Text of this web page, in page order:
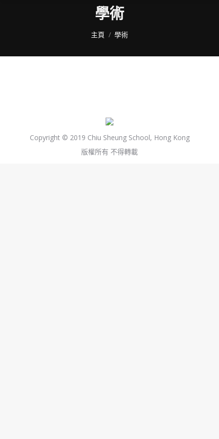
學術
You are here:
主頁 學術
Copyright © 2019 Chiu Sheung School, Hong Kong
版權所有 不得轉載